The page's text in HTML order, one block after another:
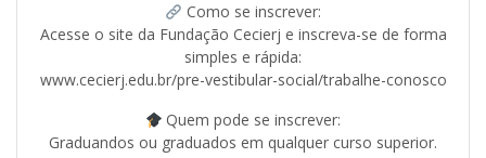
Como se inscrever:
Acesse o site da Fundação Cecierj e inscreva-se de forma
simples e rápida:
www.cecierj.edu.br/pre-vestibular-social/trabalhe-conosco
Quem pode se inscrever:
Graduandos ou graduados em qualquer curso superior.